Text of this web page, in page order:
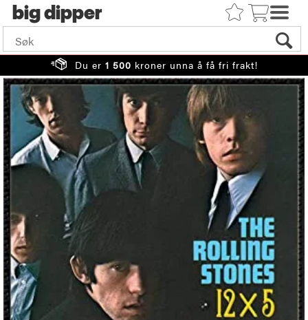
big
Du er 1 500 kroner unna å få fri frakt!